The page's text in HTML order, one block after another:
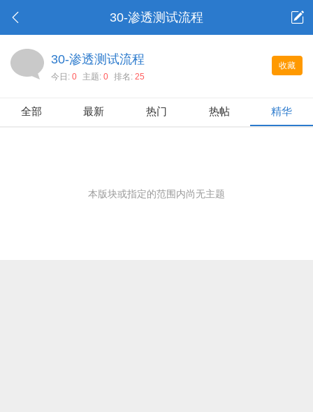
30-渗透测试流程
收藏
30-渗透测试流程
今日: 0 主题: 0 排名: 25
全部 最新 热门 热帖 精华
本版块或指定的范围内尚无主题